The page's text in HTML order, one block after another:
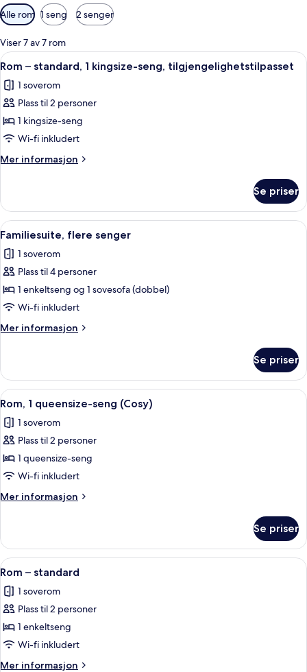
Tilgjengelige
filtre
for
rom
Alle rom 1 seng 2 senger
Viser 7 av 7 rom
Åpne
alle
bildene
av
Rom
–
standard,
1
seng,
tilgjengelighetstilpasset
Minibar, safe på rommet, skrivebord
16
Rom – standard, 1 kingsize-seng, tilgjengelighetstilpasset
1 soverom
Plass til 2 personer
1 kingsize-seng
Wi-fi inkludert
Mer informasjon
Mer
–
standard,
1
seng,
tilgjengelighetstilpasset
Se priser
Åpne
alle
bildene
av
Familiesuite,
flere
senger
Minibar, safe på rommet, skrivebord
15
Familiesuite, flere senger
1 soverom
Plass til 4 personer
1 enkeltseng og 1 sovesofa (dobbel)
Wi-fi inkludert
Mer informasjon
Mer
flere
senger
Se priser
Åpne
alle
bildene
av
Rom,
1
queensize-
seng
Rom, 1 queensize-seng (Cosy) |
11
Rom, 1 queensize-seng (Cosy)
1 soverom
Plass til 2 personer
1 queensize-seng
Wi-fi inkludert
Mer informasjon
Mer
1
queensize-
seng
Se priser
Åpne
alle
bildene
av
Rom
–
standard
Minibar, safe på rommet, skrivebord
17
Rom – standard
1 soverom
Plass til 2 personer
1 enkeltseng
Wi-fi inkludert
Mer informasjon
Mer